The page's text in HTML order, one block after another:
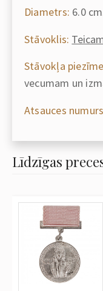
Diametrs: 6.0
Stāvoklis:
Stāvokļa
vecumam un
Atsauces
Līdzīgas